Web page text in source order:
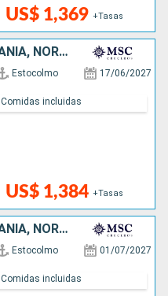
US$ 1,369 +Tasas
SUECIA, DINAMARCA, ALEMANIA, NORUEGA
Estocolmo 17/06/2027
US$ 1,384 +Tasas
Comidas incluidas
SUECIA, DINAMARCA, ALEMANIA, NORUEGA
Estocolmo 01/07/2027
Comidas incluidas